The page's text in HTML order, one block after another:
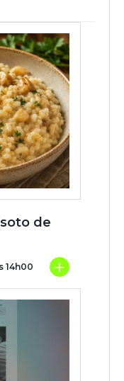
de
14h00 +